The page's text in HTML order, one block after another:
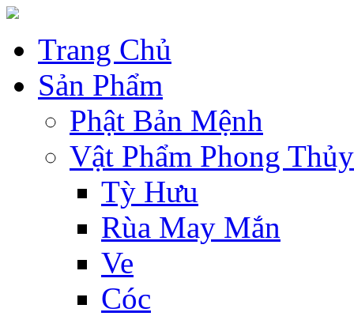
Trang Chủ
Sản Phẩm
Phật Bản Mệnh
Vật Phẩm Phong Thủy
Tỳ Hưu
Rùa May Mắn
Ve
Cóc